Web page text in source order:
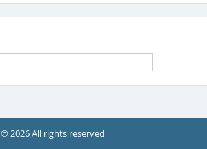
© 2026 All rights reserved